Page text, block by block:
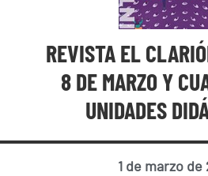
REVISTA EL
8 DE MARZO Y
UNIDADES
1 de marzo de